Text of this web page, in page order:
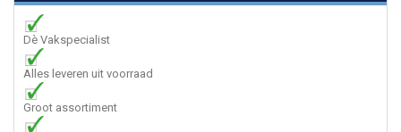
Dè Vakspecialist
Alles leveren uit voorraad
Groot assortiment